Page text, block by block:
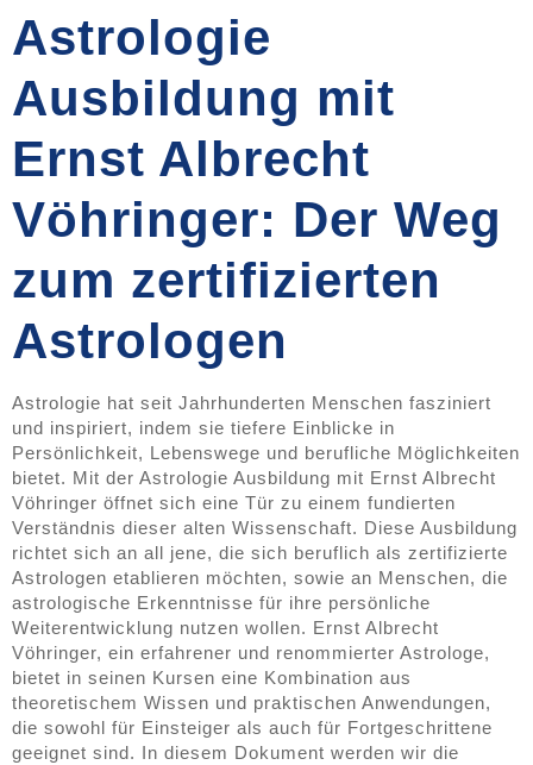
Astrologie
Ausbildung mit
Ernst Albrecht
Vöhringer: Der Weg
zum zertifizierten
Astrologen
Astrologie hat seit Jahrhunderten Menschen fasziniert
und inspiriert, indem sie tiefere Einblicke in
Persönlichkeit, Lebenswege und berufliche Möglichkeiten
bietet. Mit der Astrologie Ausbildung mit Ernst Albrecht
Vöhringer öffnet sich eine Tür zu einem fundierten
Verständnis dieser alten Wissenschaft. Diese Ausbildung
richtet sich an all jene, die sich beruflich als zertifizierte
Astrologen etablieren möchten, sowie an Menschen, die
astrologische Erkenntnisse für ihre persönliche
Weiterentwicklung nutzen wollen. Ernst Albrecht
Vöhringer, ein erfahrener und renommierter Astrologe,
bietet in seinen Kursen eine Kombination aus
theoretischem Wissen und praktischen Anwendungen,
die sowohl für Einsteiger als auch für Fortgeschrittene
geeignet sind. In diesem Dokument werden wir die